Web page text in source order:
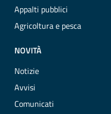
Appalti pubblici
Agricoltura e pesca
NOVITÀ
Notizie
Avvisi
Comunicati